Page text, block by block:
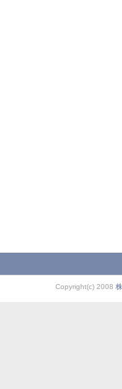
Copyright(c) 2008